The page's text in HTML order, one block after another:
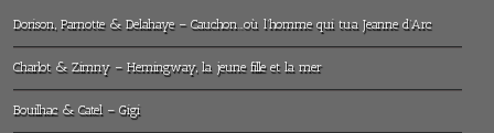
Dorison, Parnotte & Delahaye – Cauchon…où l’homme qui tua Jeanne d’Arc
Charlot & Zimny – Hemingway, la jeune fille et la mer
Bouilhac & Catel – Gigi